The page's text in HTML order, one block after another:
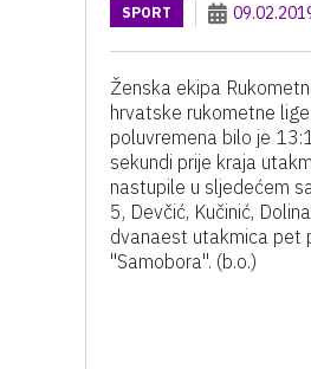
SPORT
Ženska ekipa
hrvatske rukometne
poluvremena bilo je
sekundi prije kraja
nastupile u sljedećem
5, Devčić, Kučinić,
dvanaest utakmica pet
"Samobora". (b.o.)